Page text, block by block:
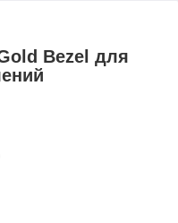
Bezel для